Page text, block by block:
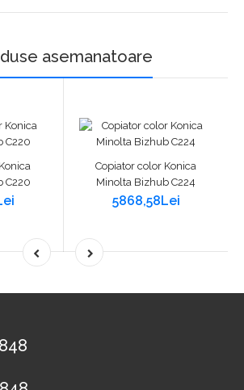
asemanatoare
C220
Copiator color Konica
Minolta Bizhub C224
5868,58Lei